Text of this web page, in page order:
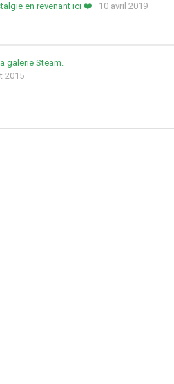
en revenant ici ❤️
10 avril 2019
galerie Steam.
2015